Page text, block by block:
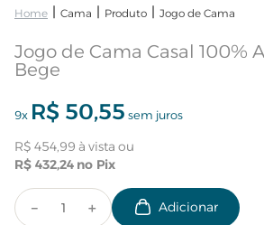
Cama Produto Jogo de Cama
Jogo de Cama Casal 100%
Bege
9x R$ 50,55 sem juros
R$ 454,99
R$ 432,24
＋
－